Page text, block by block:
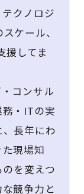
クノロジ
ケール、
援してま
コンサル
・ITの実
長年にわ
現場知
を変えつ
競争力と